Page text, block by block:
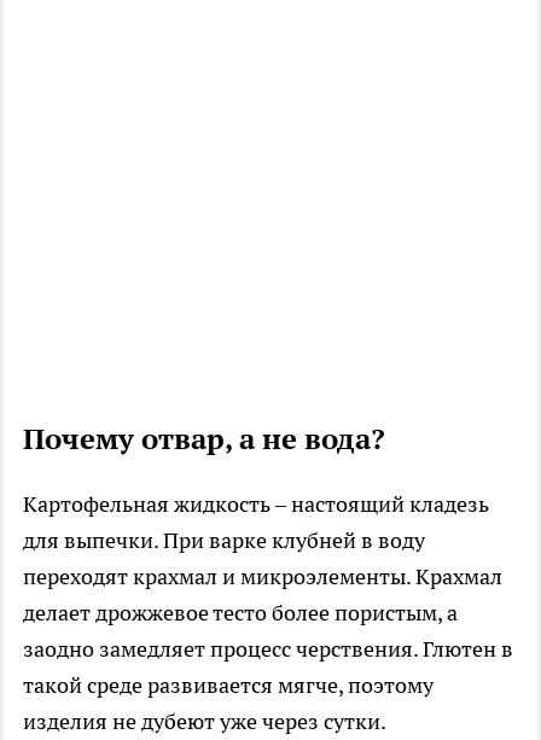
Почему отвар, а не вода?
Картофельная жидкость – настоящий кладезь
для выпечки. При варке клубней в воду
переходят крахмал и микроэлементы. Крахмал
делает дрожжевое тесто более пористым, а
заодно замедляет процесс черствения. Глютен в
такой среде развивается мягче, поэтому
изделия не дубеют уже через сутки.